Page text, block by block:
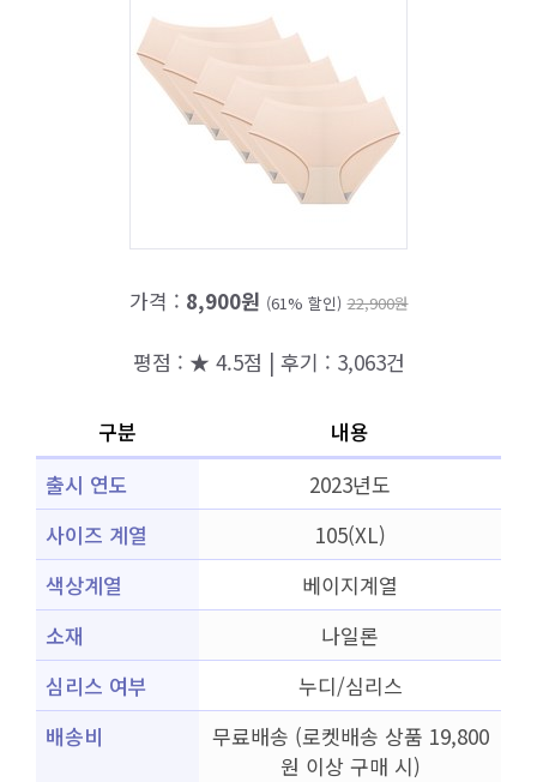
가격 : 8,900원 (61% 할인) 22,900원
평점 : ★ 4.5점 | 후기 : 3,063건
구분
내용
출시 연도
2023년도
사이즈 계열
105(XL)
색상계열
베이지계열
소재
나일론
심리스 여부
누디/심리스
배송비
무료배송 (로켓배송 상품 19,800
원 이상 구매 시)